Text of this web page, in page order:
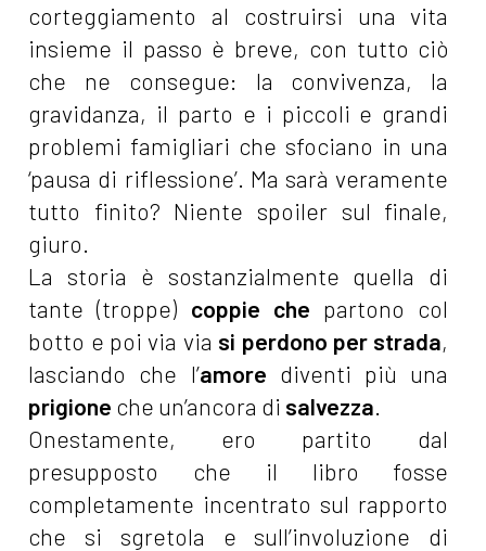
corteggiamento al costruirsi una vita
insieme il passo è breve, con tutto ciò
che ne consegue: la convivenza, la
gravidanza, il parto e i piccoli e grandi
problemi famigliari che sfociano in una
‘pausa di riflessione’. Ma sarà veramente
tutto finito? Niente spoiler sul finale,
giuro.
La storia è sostanzialmente quella di
tante (troppe) coppie che partono col
botto e poi via via si perdono per strada,
lasciando che l’amore diventi più una
prigione che un’ancora di salvezza
Onestamente, ero partito dal
presupposto che il libro fosse
completamente incentrato sul rapporto
che si sgretola e sull’involuzione di